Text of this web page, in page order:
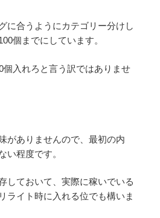
に合うようにカテゴリー分けし
個までにしています。
個入れろと言う訳ではありませ
がありませんので、最初の内
い程度です。
しておいて、実際に稼いでいる
ライト時に入れる位でも構いま